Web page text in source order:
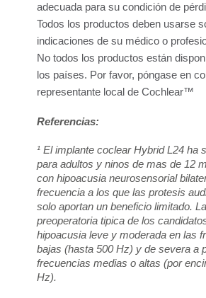
adecuada para su condición de
Todos los productos deben usarse
indicaciones de su médico o
No todos los productos están
los países. Por favor, póngase en
representante local de Cochlear™
Referencias:
¹ El implante coclear Hybrid L24 ha
para adultos y ninos de mas de 12
con hipoacusia neurosensorial
frecuencia a los que las protesis
solo aportan un beneficio limitado.
preoperatoria tipica de los
hipoacusia leve y moderada en las
bajas (hasta 500 Hz) y de severa a
frecuencias medias o altas (por
Hz).